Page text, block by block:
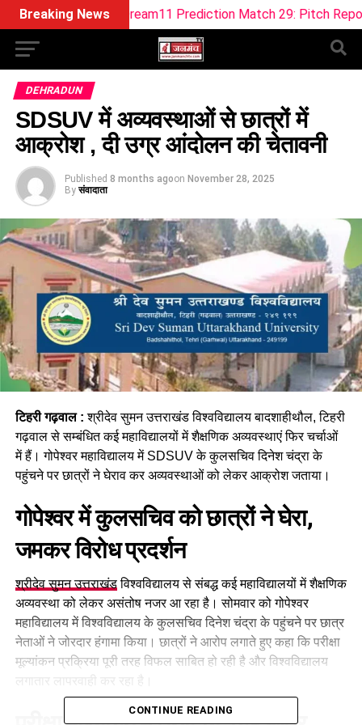
Breaking News
W Dream11 Prediction Match 29: Pitch Report, Playing 11,
DEHRADUN
SDSUV में अव्यवस्थाओं से छात्रों में
आक्रोश , दी उग्र आंदोलन की चेतावनी
Published 8 months agoon November 28, 2025
By संवादाता
टिहरी गढ़वाल : श्रीदेव सुमन उत्तराखंड विश्वविद्यालय बादशाहीथौल, टिहरी
गढ़वाल से सम्बंधित कई महाविद्यालयों में शैक्षणिक अव्यवस्थाएं फिर चर्चाओं
में हैं। गोपेश्वर महाविद्यालय में SDSUV के कुलसचिव दिनेश चंद्रा के
पहुंचने पर छात्रों ने घेराव कर अव्यवस्थाओं को लेकर आक्रोश जताया।
गोपेश्वर में कुलसचिव को छात्रों ने घेरा,
जमकर विरोध प्रदर्शन
श्रीदेव सुमन उत्तराखंडविश्वविद्यालय से संबद्ध कई महाविद्यालयों में शैक्षणिक
अव्यवस्था को लेकर असंतोष नजर आ रहा है। सोमवार को गोपेश्वर
महाविद्यालय में विश्वविद्यालय के कुलसचिव दिनेश चंद्रा के पहुंचने पर छात्र
नेताओं ने जोरदार हंगामा किया। छात्रों ने आरोप लगाते हुए कहा कि परीक्षा
मूल्यांकन प्रक्रिया पूरी तरह विफल साबित हो रही है और विश्वविद्यालय
CONTINUE READING